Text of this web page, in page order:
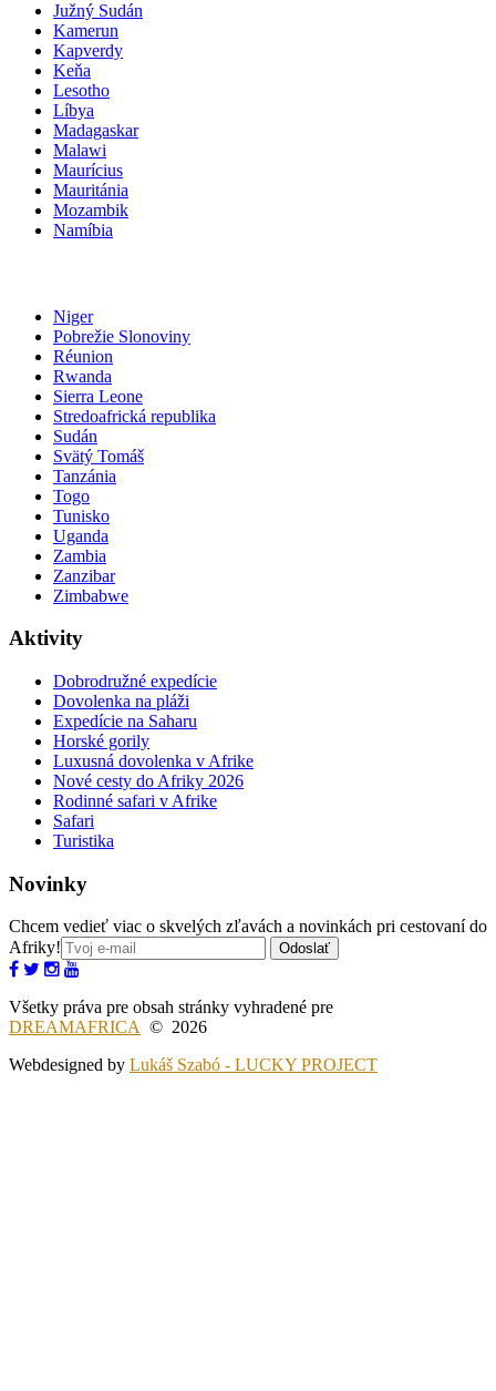
Južný Sudán
Kamerun
Kapverdy
Keňa
Lesotho
Líbya
Madagaskar
Malawi
Maurícius
Mauritánia
Mozambik
Namíbia
Niger
Pobrežie Slonoviny
Réunion
Rwanda
Sierra Leone
Stredoafrická republika
Sudán
Svätý Tomáš
Tanzánia
Togo
Tunisko
Uganda
Zambia
Zanzibar
Zimbabwe
Aktivity
Dobrodružné expedície
Dovolenka na pláži
Expedície na Saharu
Horské gorily
Luxusná dovolenka v Afrike
Nové cesty do Afriky 2026
Rodinné safari v Afrike
Safari
Turistika
Novinky
Chcem vedieť viac o skvelých zľavách a novinkách pri cestovaní do
Afriky!
Odoslať
Všetky práva pre obsah stránky vyhradené pre
DREAMAFRICA © 2026
Webdesigned by Lukáš Szabó - LUCKY PROJECT